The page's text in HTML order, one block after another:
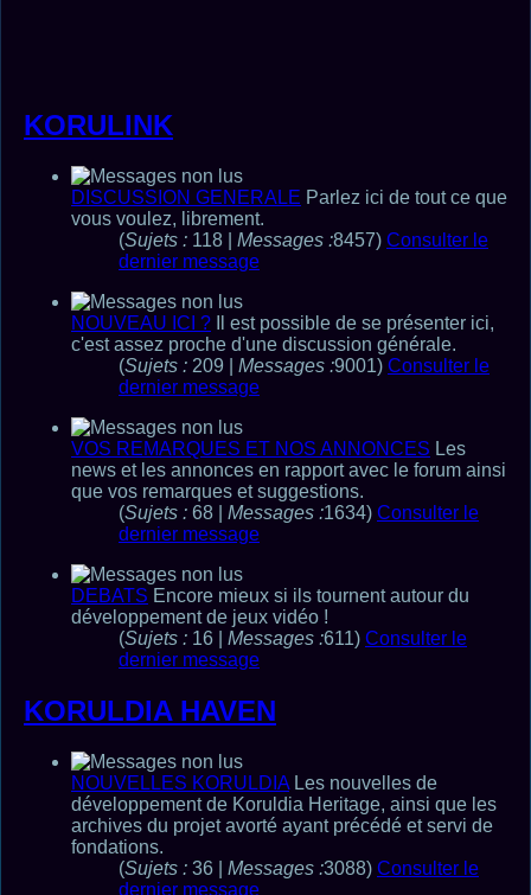
KORULINK
DISCUSSION GENERALE Parlez ici de tout ce que
vous voulez, librement.
(Sujets : 118 | Messages :8457) Consulter le
dernier message
NOUVEAU ICI ?
Il est possible de se présenter ici,
c'est assez proche d'une discussion générale.
(Sujets : 209 | Messages :9001) Consulter le
dernier message
VOS REMARQUES ET NOS ANNONCES Les
news et les annonces en rapport avec le forum ainsi
que vos remarques et suggestions.
(Sujets : 68 | Messages :1634) Consulter le
dernier message
DEBATS Encore mieux si ils tournent autour du
développement de jeux vidéo !
(Sujets : 16 | Messages :611) Consulter le
dernier message
KORULDIA HAVEN
NOUVELLES KORULDIA Les nouvelles de
développement de Koruldia Heritage, ainsi que les
archives du projet avorté ayant précédé et servi de
fondations.
(Sujets : 36 | Messages :3088) Consulter le
dernier message